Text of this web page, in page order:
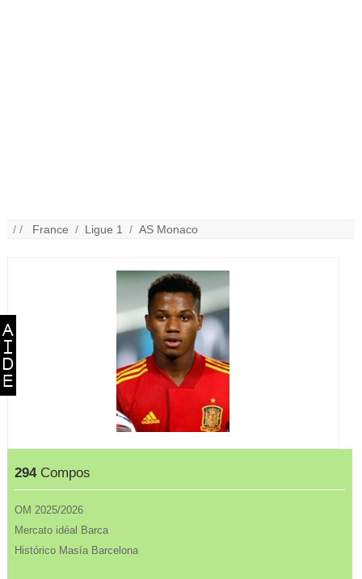
/ / France / Ligue 1 /AS Monaco
294Compos
OM 2025/2026
Mercato idéal Barca
Histórico Masía Barcelona